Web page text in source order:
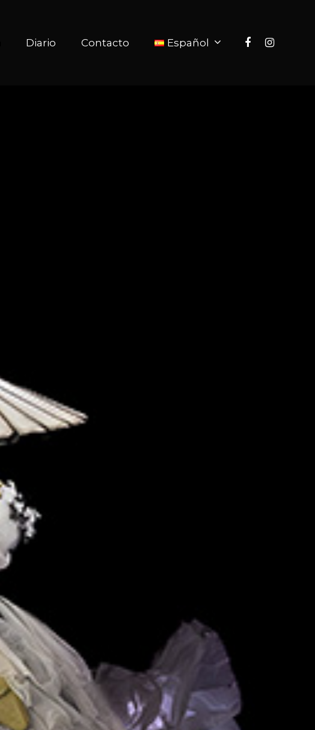
Diario Contacto Español